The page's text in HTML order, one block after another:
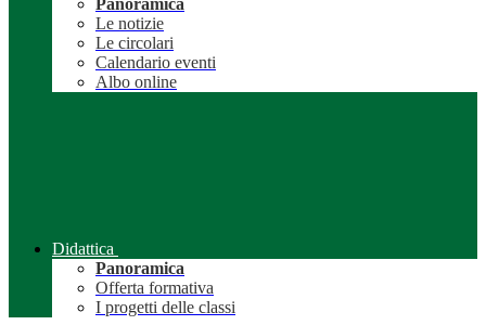
Panoramica
Le notizie
Le circolari
Calendario eventi
Albo online
Didattica
Panoramica
Offerta formativa
I progetti delle classi